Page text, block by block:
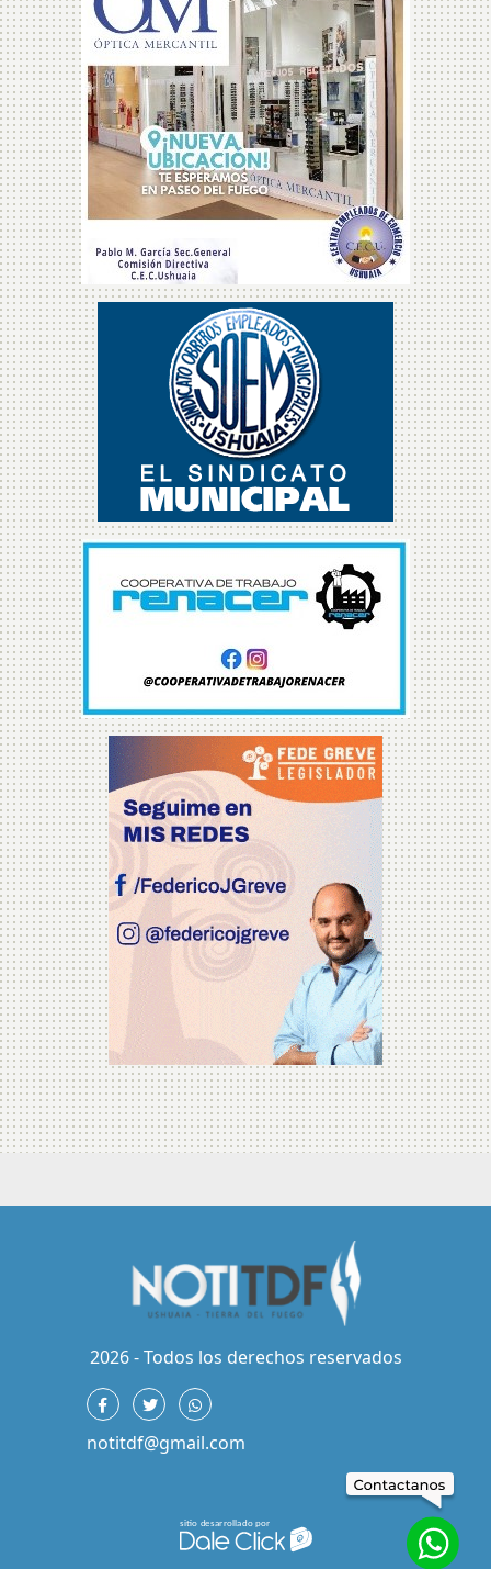
2026 - Todos los derechos reservados
notitdf@gmail.com